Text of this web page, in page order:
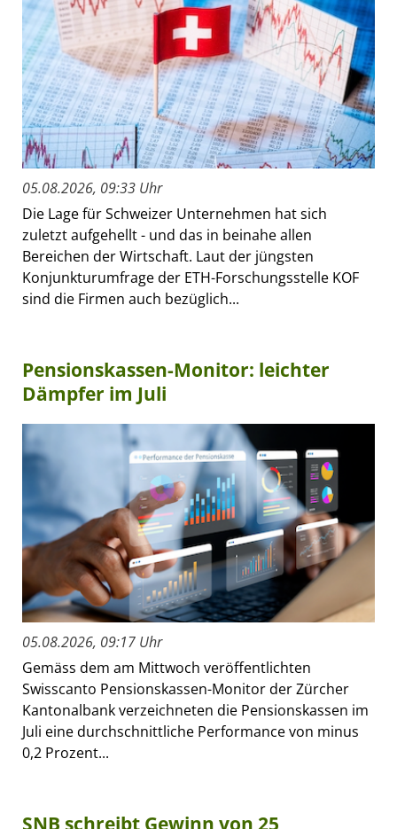
05.08.2026, 09:33 Uhr
Die Lage für Schweizer Unternehmen hat sich
zuletzt aufgehellt - und das in beinahe allen
Bereichen der Wirtschaft. Laut der jüngsten
Konjunkturumfrage der ETH-Forschungsstelle KOF
sind die Firmen auch bezüglich...
Pensionskassen-Monitor: leichter
Dämpfer im Juli
05.08.2026, 09:17 Uhr
Gemäss dem am Mittwoch veröffentlichten
Swisscanto Pensionskassen-Monitor der Zürcher
Kantonalbank verzeichneten die Pensionskassen im
Juli eine durchschnittliche Performance von minus
0,2 Prozent...
SNB schreibt Gewinn von 25